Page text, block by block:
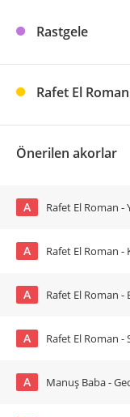
Rastgele
Rafet El
Önerilen akorlar
A Rafet El Roman -
A Rafet El Roman -
A Rafet El Roman -
A Rafet El Roman -
A Manuş Baba -